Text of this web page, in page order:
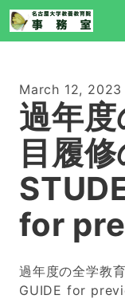
March 12, 2023
過年
目履修
for
過年度の全学教
GUIDE for